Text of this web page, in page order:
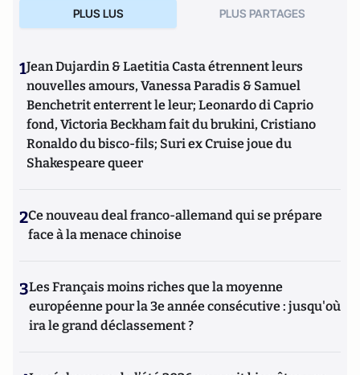
PLUS LUS PLUS PARTAGES
1Jean Dujardin & Laetitia Casta étrennent leurs
nouvelles amours, Vanessa Paradis & Samuel
Benchetrit enterrent le leur; Leonardo di Caprio
fond, Victoria Beckham fait du brukini, Cristiano
Ronaldo du bisco-fils; Suri ex Cruise joue du
Shakespeare queer
2Ce nouveau deal franco-allemand qui se prépare
face à la menace chinoise
3Les Français moins riches que la moyenne
européenne pour la 3e année consécutive : jusqu'où
ira le grand déclassement ?